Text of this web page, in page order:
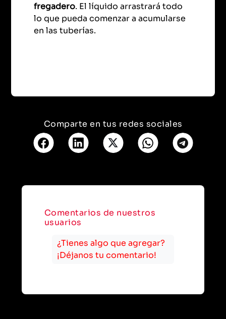
fregadero. El líquido arrastrará todo
lo que pueda comenzar a acumularse
en las tuberías.
Comparte en tus redes sociales
Comentarios de nuestros
usuarios
¿Tienes algo que agregar?
¡Déjanos tu comentario!